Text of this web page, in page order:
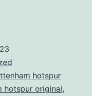
hotspur
hotspur original,